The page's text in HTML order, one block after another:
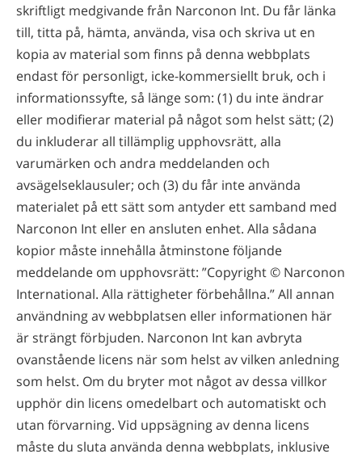
skriftligt medgivande från Narconon Int. Du får länka
till, titta på, hämta, använda, visa och skriva ut en
kopia av material som finns på denna webbplats
endast för personligt, icke-kommersiellt bruk, och i
informationssyfte, så länge som: (1) du inte ändrar
eller modifierar material på något som helst sätt; (2)
du inkluderar all tillämplig upphovsrätt, alla
varumärken och andra meddelanden och
avsägelseklausuler; och (3) du får inte använda
materialet på ett sätt som antyder ett samband med
Narconon Int eller en ansluten enhet. Alla sådana
kopior måste innehålla åtminstone följande
meddelande om upphovsrätt: ”Copyright © Narconon
International. Alla rättigheter förbehållna.” All annan
användning av webbplatsen eller informationen här
är strängt förbjuden. Narconon Int kan avbryta
ovanstående licens när som helst av vilken anledning
som helst. Om du bryter mot något av dessa villkor
upphör din licens omedelbart och automatiskt och
utan förvarning. Vid uppsägning av denna licens
måste du sluta använda denna webbplats, inklusive